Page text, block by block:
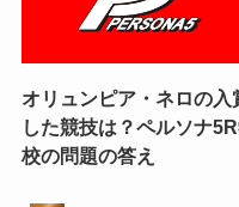
オリュンピア・ネロの入
した競技は？ペルソナ
校の問題の答え